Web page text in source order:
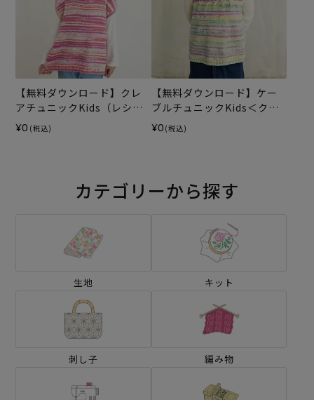
【無料ダウンロード】クレ
アチュニックKids（レシ
ピ）
¥0 (税込)
【無料ダウンロード】ケー
ブルチュニックKids＜クレ
ア＞（レシピ）
¥0 (税込)
カテゴリーから探す
生地 キット
刺し子 編み物